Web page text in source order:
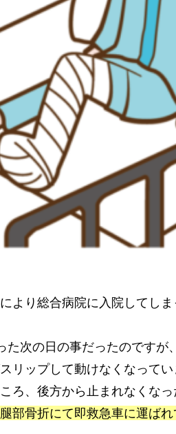
より総合病院に入院してし
た次の日の事だったのですが
リップして動けなくなって
ろ、後方から止まれなくな
部骨折にて即救急車に運ばれ